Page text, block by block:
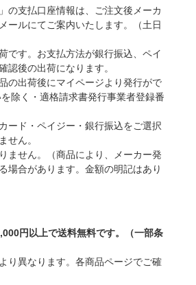
の支払口座情報は、ご注文後メーカ
ールにてご案内いたします。（土日
です。お支払方法が銀行振込、ペイ
認後の出荷になります。
の出荷後にマイページより発行がで
除く・適格請求書発行事業者登録番
ード・ペイジー・銀行振込をご選択
せん。
ません。（商品により、メーカー発
場合があります。金額の明記はあり
円以上で送料無料です。（一部条
り異なります。各商品ページでご確